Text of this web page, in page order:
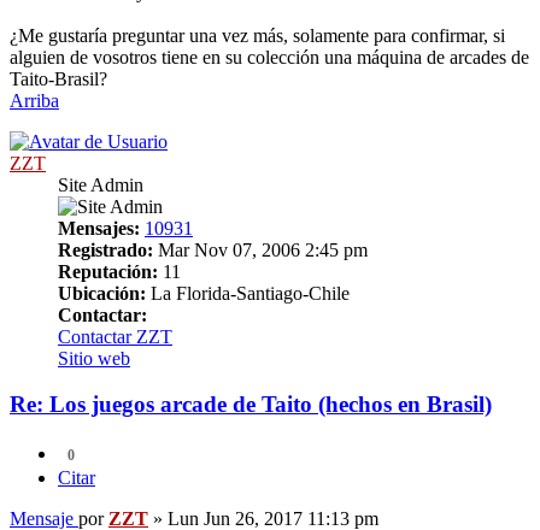
¿Me gustaría preguntar una vez más, solamente para confirmar, si
alguien de vosotros tiene en su colección una máquina de arcades de
Taito-Brasil?
Arriba
ZZT
Site Admin
Mensajes: 10931
Registrado: Mar Nov 07, 2006 2:45 pm
Reputación: 11
Ubicación: La Florida-Santiago-Chile
Contactar:
Contactar ZZT
Sitio web
Re: Los juegos arcade de Taito (hechos en Brasil)
0
Citar
Mensaje por ZZT » Lun Jun 26, 2017 11:13 pm